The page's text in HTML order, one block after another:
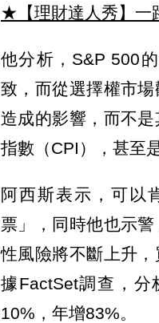
★【理財達人秀】一
他分析，S&P 500
致，而從選擇權市
造成的影響，而不
指數（CPI），甚至
阿西斯表示，可以
票」，同時他也示
性風險將不斷上升
據FactSet調查，
10%，年增83%。